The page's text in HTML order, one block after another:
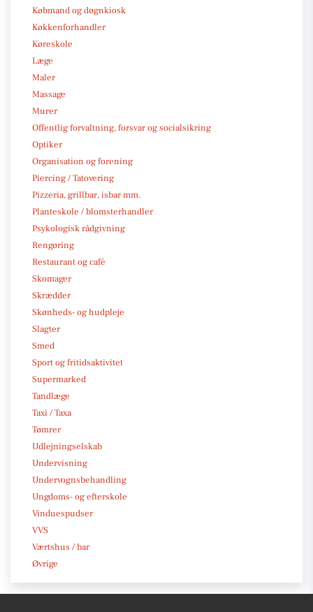
Købmand og døgnkiosk
Køkkenforhandler
Køreskole
Læge
Maler
Massage
Murer
Offentlig forvaltning, forsvar og socialsikring
Optiker
Organisation og forening
Piercing / Tatovering
Pizzeria, grillbar, isbar mm.
Planteskole / blomsterhandler
Psykologisk rådgivning
Rengøring
Restaurant og café
Skomager
Skrædder
Skønheds- og hudpleje
Slagter
Smed
Sport og fritidsaktivitet
Supermarked
Tandlæge
Taxi / Taxa
Tømrer
Udlejningselskab
Undervisning
Undervognsbehandling
Ungdoms- og efterskole
Vinduespudser
VVS
Værtshus / bar
Øvrige